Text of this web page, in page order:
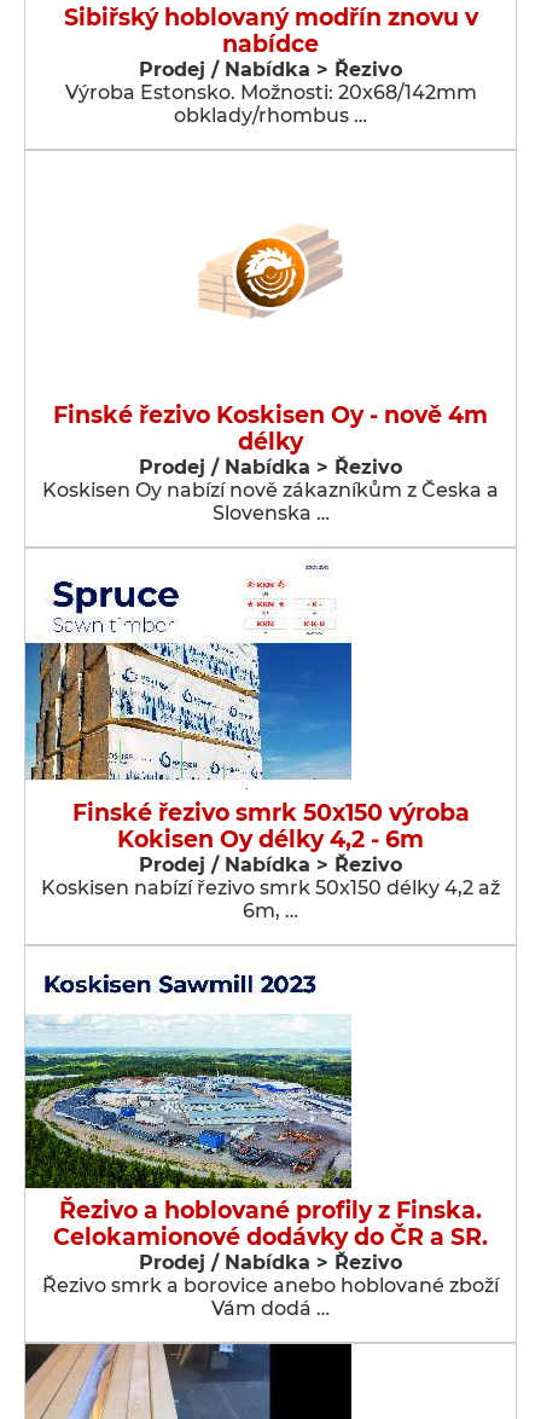
Sibiřský hoblovaný modřín znovu v
nabídce
Prodej / Nabídka > Řezivo
Výroba Estonsko. Možnosti: 20x68/142mm
obklady/rhombus …
Finské řezivo Koskisen Oy - nově 4m
délky
Prodej / Nabídka > Řezivo
Koskisen Oy nabízí nově zákazníkům z Česka a
Slovenska …
Finské řezivo smrk 50x150 výroba
Kokisen Oy délky 4,2 - 6m
Prodej / Nabídka > Řezivo
Koskisen nabízí řezivo smrk 50x150 délky 4,2 až
6m, …
Řezivo a hoblované profily z Finska.
Celokamionové dodávky do ČR a SR.
Prodej / Nabídka > Řezivo
Řezivo smrk a borovice anebo hoblované zboží
Vám dodá …